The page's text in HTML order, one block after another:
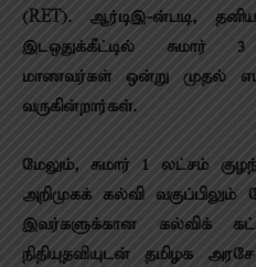
(RET). ஆர்டிஇ-ன்படி,
இடஒதுக்கீட்டில் சுமார்
மாணவர்கள் ஒன்று முதல்
வருகின்றார்கள்.
மேலும், சுமார் 1 லட்சம்
அறிமுகக் கல்வி வகுப்பிலும்
இவர்களுக்கான கல்விக்
நிதியுதவியுடன் தமிழக